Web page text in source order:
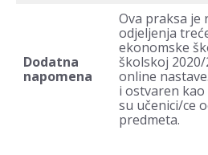
Dodatna
napomena
Ova praksa je
odjeljenja
ekonomske
školskoj
online
i ostvaren
su učenici/ce
predmeta.